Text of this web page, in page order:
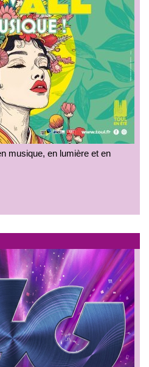
musique, en lumière et en